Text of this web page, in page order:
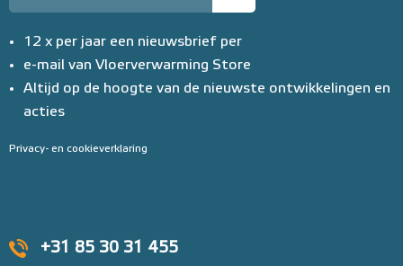
+31 85 30 31 455
12 x per jaar een nieuwsbrief per
e-mail van Vloerverwarming Store
Altijd op de hoogte van de nieuwste ontwikkelingen en
acties
Privacy- en cookieverklaring